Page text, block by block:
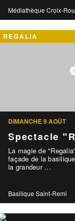
Médiathèque Croix-
REGALIA
DIMANCHE 9 AOÛT
Spectacle
La magie de
façade de la
la grandeur ...
Basilique Saint-Remi